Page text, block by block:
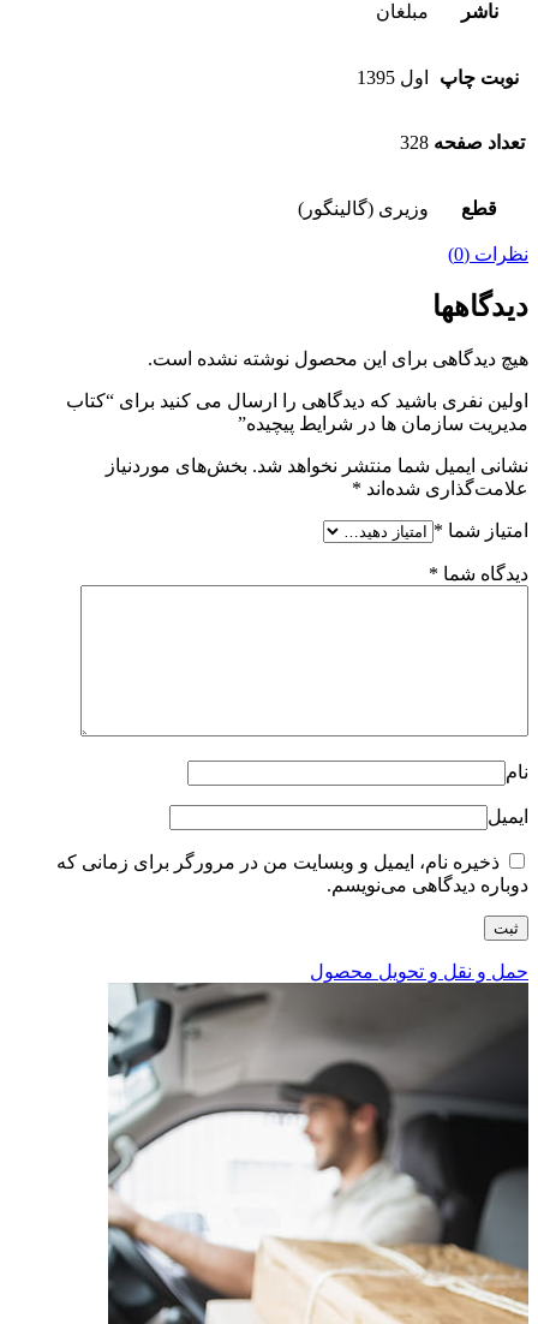
ناشر مبلغان
نوبت چاپ اول 1395
تعداد صفحه 328
قطع وزیری (گالینگور)
نظرات (0)
دیدگاهها
هیچ دیدگاهی برای این محصول نوشته نشده است.
اولین نفری باشید که دیدگاهی را ارسال می کنید برای “کتاب
مدیریت سازمان ها در شرایط پیچیده”
نشانی ایمیل شما منتشر نخواهد شد. بخش‌های موردنیاز
علامت‌گذاری شده‌اند *
امتیاز شما *
دیدگاه شما *
نام
ایمیل
ذخیره نام، ایمیل و وبسایت من در مرورگر برای زمانی که
دوباره دیدگاهی می‌نویسم.
حمل و نقل و تحویل محصول